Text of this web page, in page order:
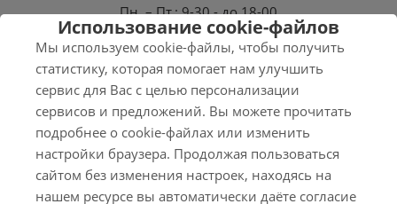
Использование cookie-файлов
Мы используем cookie-файлы, чтобы получить
статистику, которая помогает нам улучшить
сервис для Вас с целью персонализации
сервисов и предложений. Вы можете прочитать
подробнее о cookie-файлах или изменить
настройки браузера. Продолжая пользоваться
сайтом без изменения настроек, находясь на
нашем ресурсе вы автоматически даёте согласие
Пн. – Пт.: 9-30 - до 18-00
СБ, ВС - Выходные
2026 © Нэро
Соглашение на обработку персональных данных
Политика конфиденциальности